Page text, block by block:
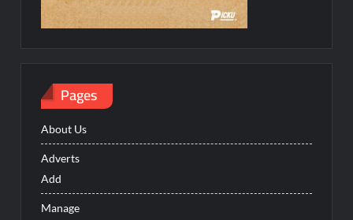
Pages
About Us
Adverts
Add
Manage